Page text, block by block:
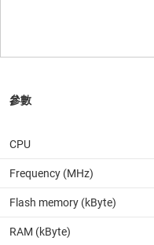
CPU
Frequency (MHz)
Flash memory (kByte)
RAM (kByte)